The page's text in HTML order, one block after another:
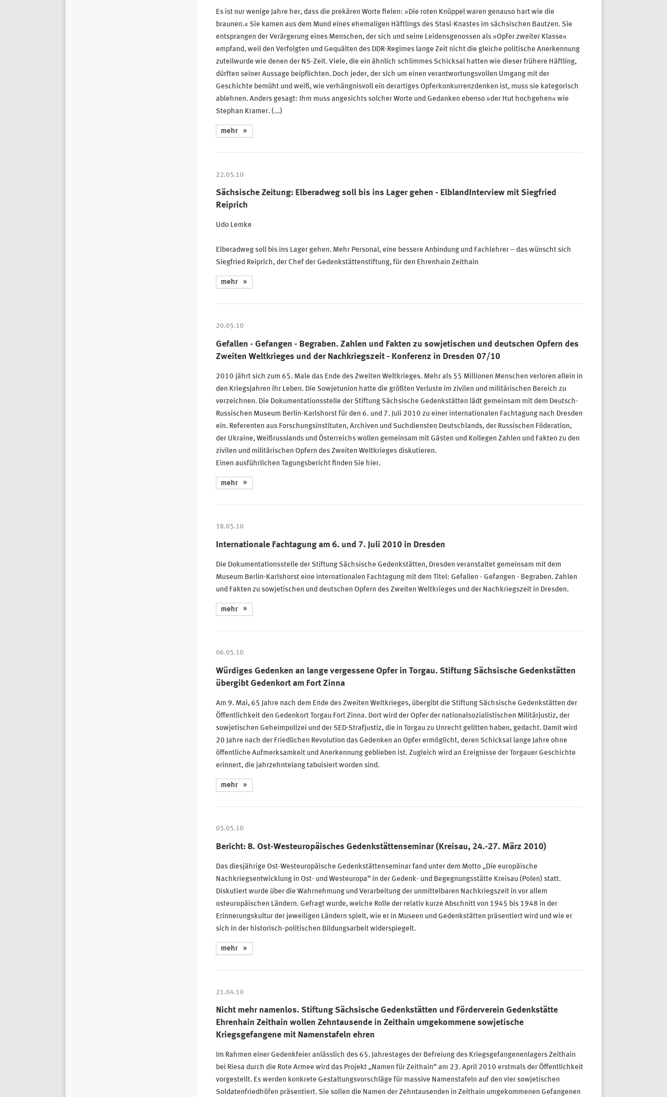
Es ist nur wenige Jahre her, dass die prekären Worte fielen: »Die roten Knüppel waren genauso hart wie die
braunen.« Sie kamen aus dem Mund eines ehemaligen Häftlings des Stasi-Knastes im sächsischen Bautzen. Sie
entsprangen der Verärgerung eines Menschen, der sich und seine Leidensgenossen als »Opfer zweiter Klasse«
empfand, weil den Verfolgten und Gequälten des DDR-Regimes lange Zeit nicht die gleiche politische Anerkennung
zuteilwurde wie denen der NS-Zeit. Viele, die ein ähnlich schlimmes Schicksal hatten wie dieser frühere Häftling,
dürften seiner Aussage beipflichten. Doch jeder, der sich um einen verantwortungsvollen Umgang mit der
Geschichte bemüht und weiß, wie verhängnisvoll ein derartiges Opferkonkurrenzdenken ist, muss sie kategorisch
ablehnen. Anders gesagt: Ihm muss angesichts solcher Worte und Gedanken ebenso »der Hut hochgehen« wie
Stephan Kramer. (...)
mehr
22.05.10
Sächsische Zeitung: Elberadweg soll bis ins Lager gehen - ElblandInterview mit Siegfried
Reiprich
Udo Lemke
Elberadweg soll bis ins Lager gehen. Mehr Personal, eine bessere Anbindung und Fachlehrer – das wünscht sich
Siegfried Reiprich, der Chef der Gedenkstättenstiftung, für den Ehrenhain Zeithain
mehr
20.05.10
Gefallen - Gefangen - Begraben. Zahlen und Fakten zu sowjetischen und deutschen Opfern des
Zweiten Weltkrieges und der Nachkriegszeit - Konferenz in Dresden 07/10
2010 jährt sich zum 65. Male das Ende des Zweiten Weltkrieges. Mehr als 55 Millionen Menschen verloren allein in
den Kriegsjahren ihr Leben. Die Sowjetunion hatte die größten Verluste im zivilen und militärischen Bereich zu
verzeichnen. Die Dokumentationsstelle der Stiftung Sächsische Gedenkstätten lädt gemeinsam mit dem Deutsch-
Russischen Museum Berlin-Karlshorst für den 6. und 7. Juli 2010 zu einer internationalen Fachtagung nach Dresden
ein. Referenten aus Forschungsinstituten, Archiven und Suchdiensten Deutschlands, der Russischen Föderation,
der Ukraine, Weißrusslands und Österreichs wollen gemeinsam mit Gästen und Kollegen Zahlen und Fakten zu den
zivilen und militärischen Opfern des Zweiten Weltkrieges diskutieren.
Einen ausführlichen Tagungsbericht finden Sie hier.
mehr
18.05.10
Internationale Fachtagung am 6. und 7. Juli 2010 in Dresden
Die Dokumentationsstelle der Stiftung Sächsische Gedenkstätten, Dresden veranstaltet gemeinsam mit dem
Museum Berlin-Karlshorst eine internationalen Fachtagung mit dem Titel: Gefallen - Gefangen - Begraben. Zahlen
und Fakten zu sowjetischen und deutschen Opfern des Zweiten Weltkrieges und der Nachkriegszeit in Dresden.
mehr
06.05.10
Würdiges Gedenken an lange vergessene Opfer in Torgau. Stiftung Sächsische Gedenkstätten
übergibt Gedenkort am Fort Zinna
Am 9. Mai, 65 Jahre nach dem Ende des Zweiten Weltkrieges, übergibt die Stiftung Sächsische Gedenkstätten der
Öffentlichkeit den Gedenkort Torgau Fort Zinna. Dort wird der Opfer der nationalsozialistischen Militärjustiz, der
sowjetischen Geheimpolizei und der SED-Strafjustiz, die in Torgau zu Unrecht gelitten haben, gedacht. Damit wird
20 Jahre nach der Friedlichen Revolution das Gedenken an Opfer ermöglicht, deren Schicksal lange Jahre ohne
öffentliche Aufmerksamkeit und Anerkennung geblieben ist. Zugleich wird an Ereignisse der Torgauer Geschichte
erinnert, die jahrzehntelang tabuisiert worden sind.
mehr
05.05.10
Bericht: 8. Ost-Westeuropäisches Gedenkstättenseminar (Kreisau, 24.-27. März 2010)
Das diesjährige Ost-Westeuropäische Gedenkstättenseminar fand unter dem Motto „Die europäische
Nachkriegsentwicklung in Ost- und Westeuropa“ in der Gedenk- und Begegnungsstätte Kreisau (Polen) statt.
Diskutiert wurde über die Wahrnehmung und Verarbeitung der unmittelbaren Nachkriegszeit in vor allem
osteuropäischen Ländern. Gefragt wurde, welche Rolle der relativ kurze Abschnitt von 1945 bis 1948 in der
Erinnerungskultur der jeweiligen Ländern spielt, wie er in Museen und Gedenkstätten präsentiert wird und wie er
sich in der historisch-politischen Bildungsarbeit widerspiegelt.
mehr
21.04.10
Nicht mehr namenlos. Stiftung Sächsische Gedenkstätten und Förderverein Gedenkstätte
Ehrenhain Zeithain wollen Zehntausende in Zeithain umgekommene sowjetische
Kriegsgefangene mit Namenstafeln ehren
Im Rahmen einer Gedenkfeier anlässlich des 65. Jahrestages der Befreiung des Kriegsgefangenenlagers Zeithain
bei Riesa durch die Rote Armee wird das Projekt „Namen für Zeithain“ am 23. April 2010 erstmals der Öffentlichkeit
vorgestellt. Es werden konkrete Gestaltungsvorschläge für massive Namenstafeln auf den vier sowjetischen
Soldatenfriedhöfen präsentiert. Sie sollen die Namen der Zehntausenden in Zeithain umgekommenen Gefangenen